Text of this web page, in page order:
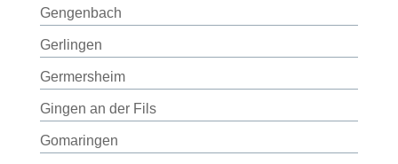
Gengenbach
Gerlingen
Germersheim
Gingen an der Fils
Gomaringen